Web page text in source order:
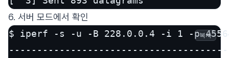
6. 서버 모드에서 확인
$ iperf -s -u -B 228.0.0.4 -i 1 -p
복사